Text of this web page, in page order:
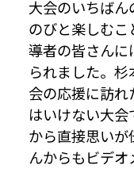
大会のいちば
のびと楽しむ
導者の皆さん
られました。
会の応援に訪れ
はいけない大
から直接思い
んからもビデオ